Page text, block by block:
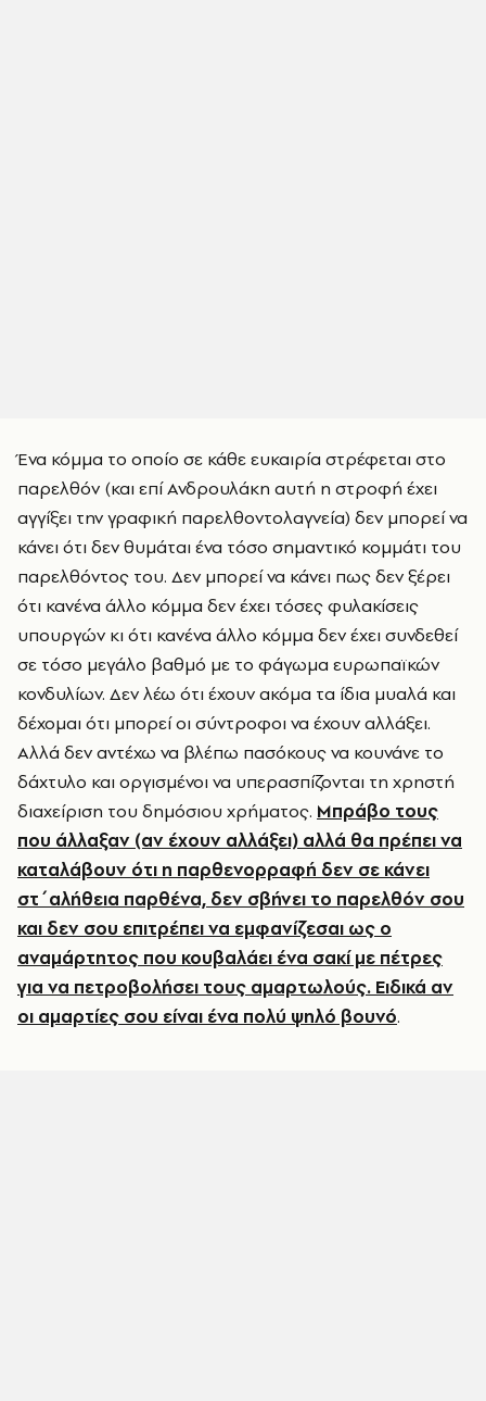
Ένα κόμμα το οποίο σε κάθε ευκαιρία στρέφεται στο
παρελθόν (και επί Ανδρουλάκη αυτή η στροφή έχει
αγγίξει την γραφική παρελθοντολαγνεία) δεν μπορεί να
κάνει ότι δεν θυμάται ένα τόσο σημαντικό κομμάτι του
παρελθόντος του. Δεν μπορεί να κάνει πως δεν ξέρει
ότι κανένα άλλο κόμμα δεν έχει τόσες φυλακίσεις
υπουργών κι ότι κανένα άλλο κόμμα δεν έχει συνδεθεί
σε τόσο μεγάλο βαθμό με το φάγωμα ευρωπαϊκών
κονδυλίων. Δεν λέω ότι έχουν ακόμα τα ίδια μυαλά και
δέχομαι ότι μπορεί οι σύντροφοι να έχουν αλλάξει.
Αλλά δεν αντέχω να βλέπω πασόκους να κουνάνε το
δάχτυλο και οργισμένοι να υπερασπίζονται τη χρηστή
διαχείριση του δημόσιου χρήματος. Μπράβο τους
που άλλαξαν (αν έχουν αλλάξει) αλλά θα πρέπει να
καταλάβουν ότι η παρθενορραφή δεν σε κάνει
στ΄αλήθεια παρθένα, δεν σβήνει το παρελθόν σου
και δεν σου επιτρέπει να εμφανίζεσαι ως ο
αναμάρτητος που κουβαλάει ένα σακί με πέτρες
για να πετροβολήσει τους αμαρτωλούς. Ειδικά αν
οι αμαρτίες σου είναι ένα πολύ ψηλό βουνό.